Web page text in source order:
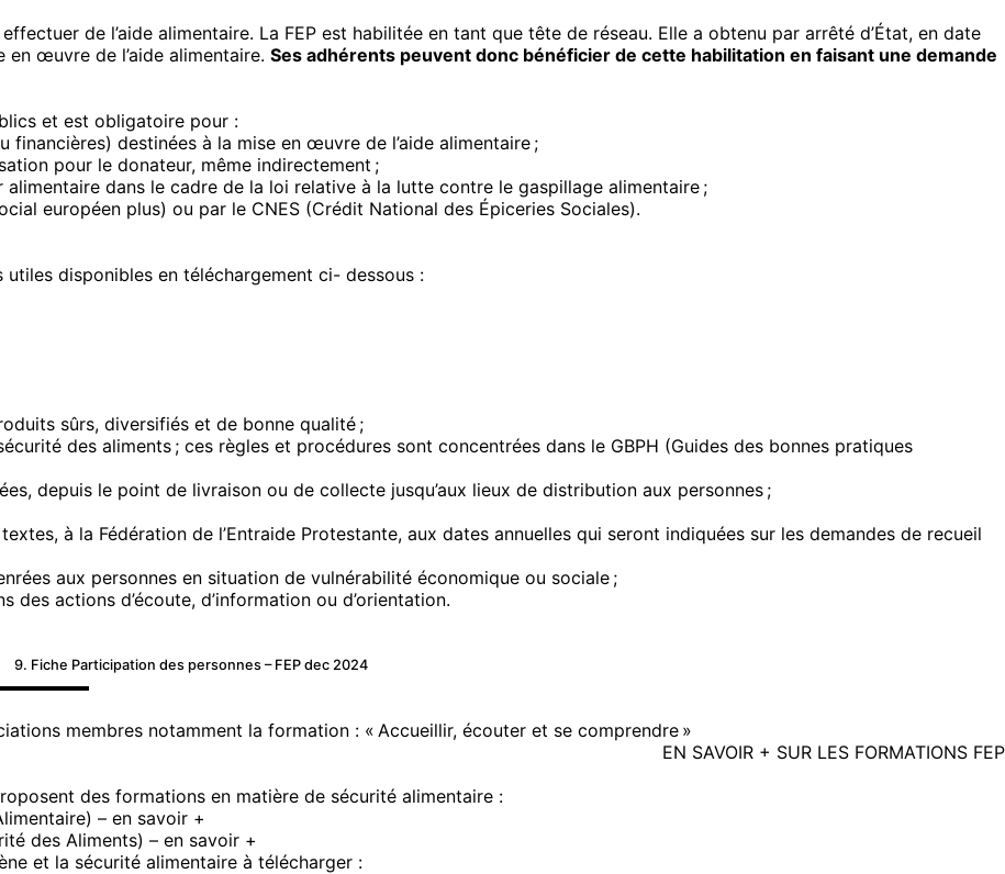
de l’aide alimentaire. La FEP est habilitée en tant que tête de réseau. Elle a obtenu par arrêté d’État, en date
en œuvre de l’aide alimentaire. Ses adhérents peuvent donc bénéficier de cette habilitation en faisant une demande
et est obligatoire pour :
destinées à la mise en œuvre de l’aide alimentaire ;
pour le donateur, même indirectement ;
dans le cadre de la loi relative à la lutte contre le gaspillage alimentaire ;
européen plus) ou par le CNES (Crédit National des Épiceries Sociales).
disponibles en téléchargement ci- dessous :
sûrs, diversifiés et de bonne qualité ;
des aliments ; ces règles et procédures sont concentrées dans le GBPH (Guides des bonnes pratiques
depuis le point de livraison ou de collecte jusqu’aux lieux de distribution aux personnes ;
à la Fédération de l’Entraide Protestante, aux dates annuelles qui seront indiquées sur les demandes de recueil
aux personnes en situation de vulnérabilité économique ou sociale ;
actions d’écoute, d’information ou d’orientation.
9. Fiche Participation des personnes – FEP dec 2024
membres notamment la formation : « Accueillir, écouter et se comprendre »
EN SAVOIR + SUR LES FORMATIONS FEP
des formations en matière de sécurité alimentaire :
– en savoir +
des Aliments) – en savoir +
et la sécurité alimentaire à télécharger :